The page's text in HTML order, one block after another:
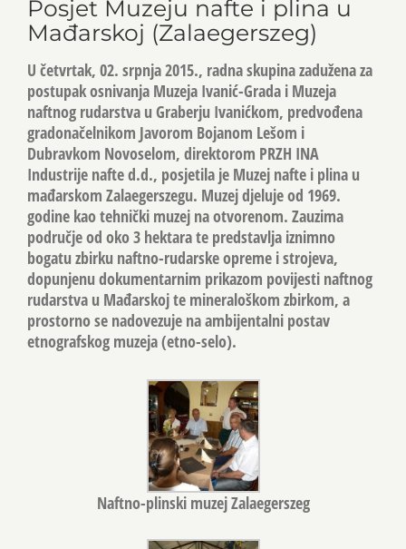
Posjet Muzeju nafte i plina u
Mađarskoj (Zalaegerszeg)
U četvrtak, 02. srpnja 2015., radna skupina zadužena za
postupak osnivanja Muzeja Ivanić-Grada i Muzeja
naftnog rudarstva u Graberju Ivanićkom, predvođena
gradonačelnikom Javorom Bojanom Lešom i
Dubravkom Novoselom, direktorom PRZH INA
Industrije nafte d.d., posjetila je Muzej nafte i plina u
mađarskom Zalaegerszegu. Muzej djeluje od 1969.
godine kao tehnički muzej na otvorenom. Zauzima
područje od oko 3 hektara te predstavlja iznimno
bogatu zbirku naftno-rudarske opreme i strojeva,
dopunjenu dokumentarnim prikazom povijesti naftnog
rudarstva u Mađarskoj te mineraloškom zbirkom, a
prostorno se nadovezuje na ambijentalni postav
etnografskog muzeja (etno-selo).
Naftno-plinski muzej Zalaegerszeg